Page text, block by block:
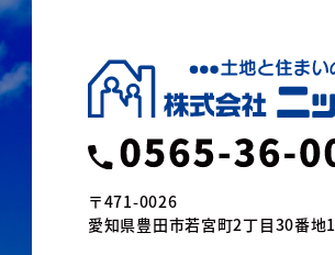
〒471-0026
愛知県豊田市若宮町2丁目30番地1